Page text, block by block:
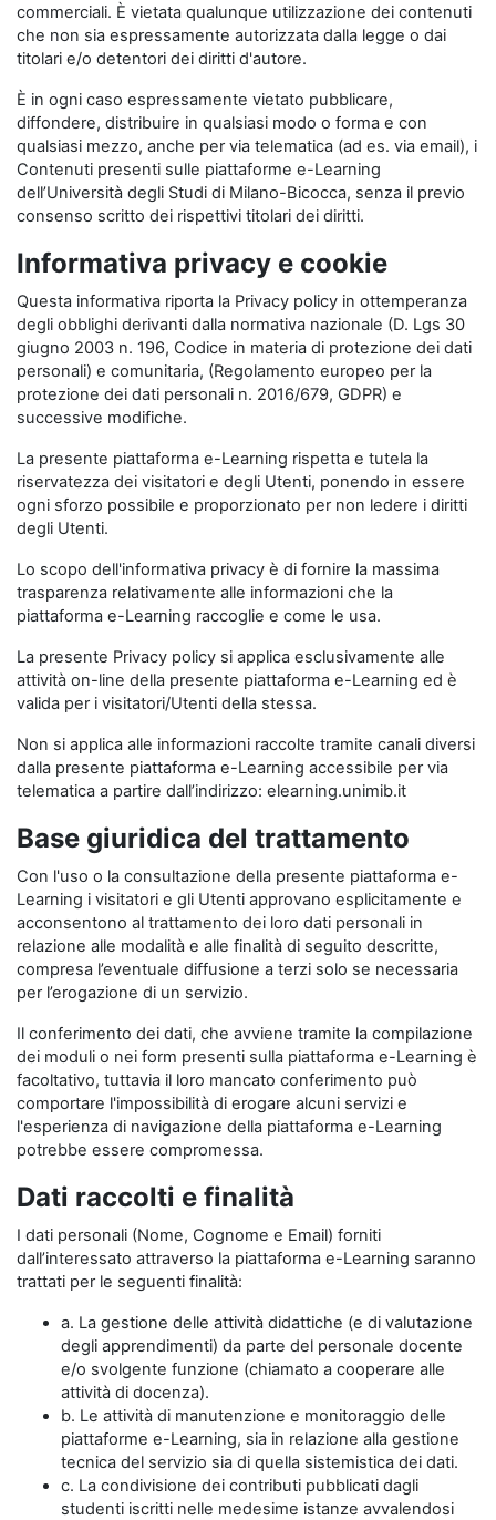
commerciali. È vietata qualunque utilizzazione dei contenuti
che non sia espressamente autorizzata dalla legge o dai
titolari e/o detentori dei diritti d'autore.
È in ogni caso espressamente vietato pubblicare,
diffondere, distribuire in qualsiasi modo o forma e con
qualsiasi mezzo, anche per via telematica (ad es. via email), i
Contenuti presenti sulle piattaforme e-Learning
dell’Università degli Studi di Milano-Bicocca, senza il previo
consenso scritto dei rispettivi titolari dei diritti.
Informativa privacy e cookie
Questa informativa riporta la Privacy policy in ottemperanza
degli obblighi derivanti dalla normativa nazionale (D. Lgs 30
giugno 2003 n. 196, Codice in materia di protezione dei dati
personali) e comunitaria, (Regolamento europeo per la
protezione dei dati personali n. 2016/679, GDPR) e
successive modifiche.
La presente piattaforma e-Learning rispetta e tutela la
riservatezza dei visitatori e degli Utenti, ponendo in essere
ogni sforzo possibile e proporzionato per non ledere i diritti
degli Utenti.
Lo scopo dell'informativa privacy è di fornire la massima
trasparenza relativamente alle informazioni che la
piattaforma e-Learning raccoglie e come le usa.
La presente Privacy policy si applica esclusivamente alle
attività on-line della presente piattaforma e-Learning ed è
valida per i visitatori/Utenti della stessa.
Non si applica alle informazioni raccolte tramite canali diversi
dalla presente piattaforma e-Learning accessibile per via
telematica a partire dall’indirizzo: elearning.unimib.it
Base giuridica del trattamento
Con l'uso o la consultazione della presente piattaforma e-
Learning i visitatori e gli Utenti approvano esplicitamente e
acconsentono al trattamento dei loro dati personali in
relazione alle modalità e alle finalità di seguito descritte,
compresa l’eventuale diffusione a terzi solo se necessaria
per l’erogazione di un servizio.
Il conferimento dei dati, che avviene tramite la compilazione
dei moduli o nei form presenti sulla piattaforma e-Learning è
facoltativo, tuttavia il loro mancato conferimento può
comportare l'impossibilità di erogare alcuni servizi e
l'esperienza di navigazione della piattaforma e-Learning
potrebbe essere compromessa.
Dati raccolti e finalità
I dati personali (Nome, Cognome e Email) forniti
dall’interessato attraverso la piattaforma e-Learning saranno
trattati per le seguenti finalità:
a. La gestione delle attività didattiche (e di valutazione
degli apprendimenti) da parte del personale docente
e/o svolgente funzione (chiamato a cooperare alle
attività di docenza).
b. Le attività di manutenzione e monitoraggio delle
piattaforme e-Learning, sia in relazione alla gestione
tecnica del servizio sia di quella sistemistica dei dati.
c. La condivisione dei contributi pubblicati dagli
studenti iscritti nelle medesime istanze avvalendosi